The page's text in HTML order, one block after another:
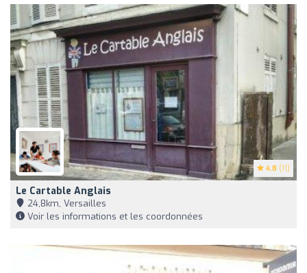
4.8 (11)
Le Cartable Anglais
24,8km, Versailles
Voir les informations et les coordonnées